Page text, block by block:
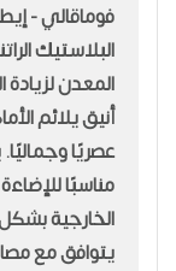
فوماقالي -
البلاستيك
المعدن
أنيق يلائم
مناسبًا
يتوافق مع